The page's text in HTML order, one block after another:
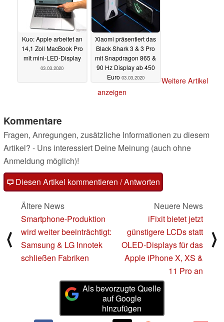
Kuo: Apple arbeitet an
14,1 Zoll MacBook Pro
mit mini-LED-Display
03.03.2020
Xiaomi präsentiert das
Black Shark 3 & 3 Pro
mit Snapdragon 865 &
90 Hz Display ab 450
Euro 03.03.2020
Weitere Artikel
anzeigen
Kommentare
Fragen, Anregungen, zusätzliche Informationen zu diesem
Artikel? - Uns interessiert Deine Meinung (auch ohne
Anmeldung möglich)!
Diesen Artikel kommentieren / Antworten
⟨
Ältere News
Smartphone-Produktion
wird weiter beeinträchtigt:
Samsung & LG Innotek
schließen Fabriken
Neuere News
iFixit bietet jetzt
günstigere LCDs statt
OLED-Displays für das
Apple iPhone X, XS &
11 Pro an
⟩
Als bevorzugte Quelle
auf Google
hinzufügen